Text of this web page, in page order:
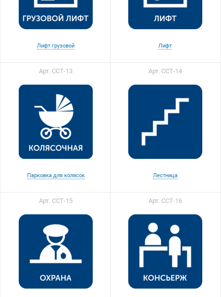
Лифт грузовой Лифт
Арт. ССТ-13
Парковка для колясок
Арт. ССТ-14
Лестница
Арт. ССТ-15 Арт. ССТ-16